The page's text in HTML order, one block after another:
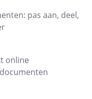
in de
dan
eigen
pas aan, deel,
online